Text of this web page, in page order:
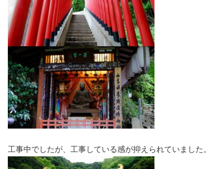
工事中でしたが、工事している感が抑えられていました。